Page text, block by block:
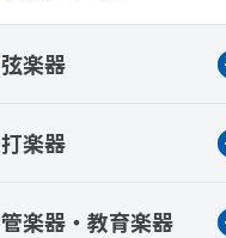
弦楽器
打楽器
管楽器・教育楽器